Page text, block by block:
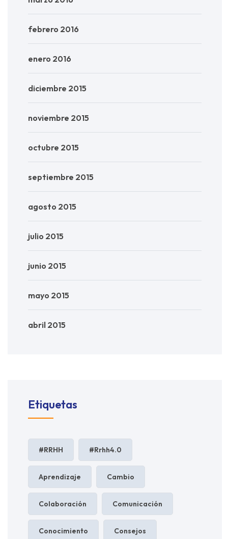
febrero 2016
enero 2016
diciembre 2015
noviembre 2015
octubre 2015
septiembre 2015
agosto 2015
julio 2015
junio 2015
mayo 2015
abril 2015
Etiquetas
#RRHH #rrhh4.0
Aprendizaje Cambio
Colaboración Comunicación
Conocimiento Consejos